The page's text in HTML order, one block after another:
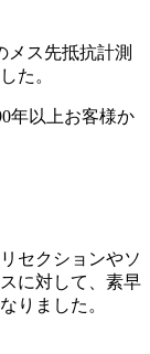
メス先抵抗計測
た。
年以上お客様か
セクションやソ
に対して、素早
りました。